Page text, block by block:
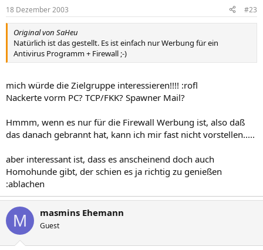
18 Dezember 2003 #23
Original von SaHeu
Natürlich ist das gestellt. Es ist einfach nur Werbung für ein
Antivirus Programm + Firewall ;-)
mich würde die Zielgruppe interessieren!!!! :rofl
Nackerte vorm PC? TCP/FKK? Spawner Mail?
Hmmm, wenn es nur für die Firewall Werbung ist, also daß
das danach gebrannt hat, kann ich mir fast nicht vorstellen.....
aber interessant ist, dass es anscheinend doch auch
Homohunde gibt, der schien es ja richtig zu genießen
:ablachen
M masmins Ehemann
Guest